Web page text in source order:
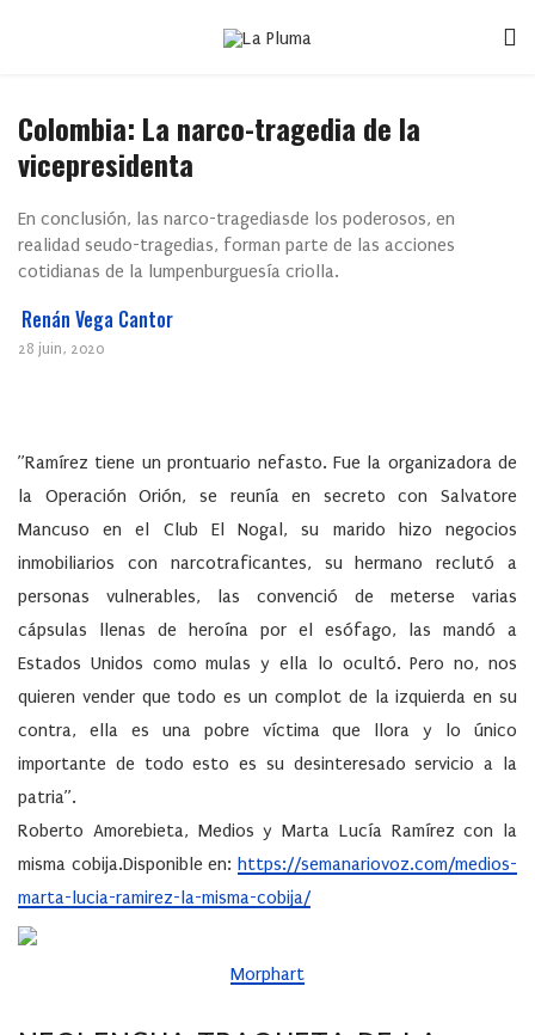
Colombia: La narco-tragedia de la
vicepresidenta
En conclusión, las narco-tragediasde los poderosos, en
realidad seudo-tragedias, forman parte de las acciones
cotidianas de la lumpenburguesía criolla.
Renán Vega Cantor
28 juin, 2020
”Ramírez tiene un prontuario nefasto. Fue la organizadora de
la Operación Orión, se reunía en secreto con Salvatore
Mancuso en el Club El Nogal, su marido hizo negocios
inmobiliarios con narcotraficantes, su hermano reclutó a
personas vulnerables, las convenció de meterse varias
cápsulas llenas de heroína por el esófago, las mandó a
Estados Unidos como mulas y ella lo ocultó. Pero no, nos
quieren vender que todo es un complot de la izquierda en su
contra, ella es una pobre víctima que llora y lo único
importante de todo esto es su desinteresado servicio a la
patria”.
Roberto Amorebieta, Medios y Marta Lucía Ramírez con la
misma cobija.Disponible en: https://semanariovoz.com/medios-
marta-lucia-ramirez-la-misma-cobija/
Morphart